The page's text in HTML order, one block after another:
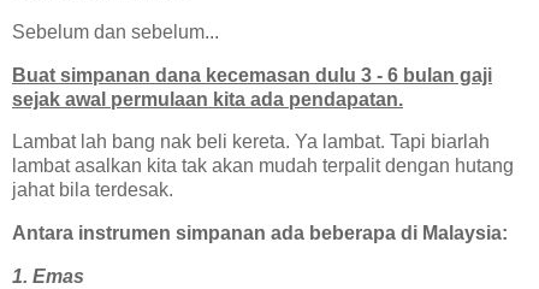
Sebelum dan sebelum...
Buat simpanan dana kecemasan dulu 3 - 6 bulan gaji
sejak awal permulaan kita ada pendapatan.
Lambat lah bang nak beli kereta. Ya lambat. Tapi biarlah
lambat asalkan kita tak akan mudah terpalit dengan hutang
jahat bila terdesak.
Antara instrumen simpanan ada beberapa di Malaysia:
1. Emas